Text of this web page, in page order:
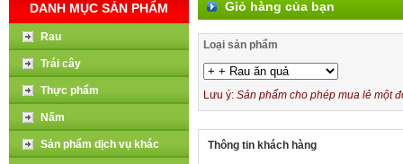
DANH MỤC SẢN PHẨM
Rau
Trái cây
Thực phẩm
Nấm
Sản phẩm dịch vụ khác
Giỏ hàng của bạn
Loại sản phẩm
Lưu ý: Sản phẩm cho phép mua lẻ một
Thông tin khách hàng